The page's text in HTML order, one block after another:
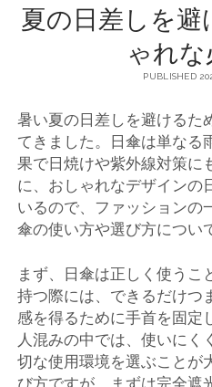
夏の日差しを
ゃれ
PUBLISHED
暑い夏の日差しを避けるた
てきました。
日傘は単なる
果で日焼けや紫外線対策に
に、おしゃれなデザインの
いるので、ファッションの
傘の使い方や選び方につい
まず、日傘は正しく使うこ
持つ際には、できるだけつ
感を得るために手首を固定
人混みの中では、使いにく
切な使用環境を選ぶことが